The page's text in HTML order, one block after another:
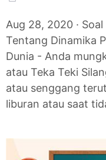
Aug 28, 2020 ·
Tentang Dinamika
Dunia - Anda
atau Teka Teki
atau senggang
liburan atau saat